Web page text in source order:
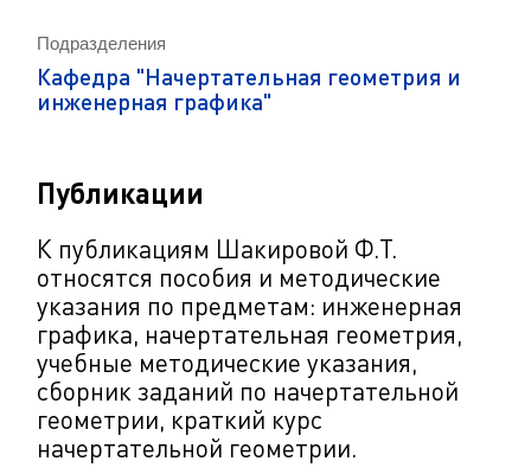
Подразделения
Кафедра "Начертательная геометрия и
инженерная графика"
Публикации
К публикациям Шакировой Ф.Т.
относятся пособия и методические
указания по предметам: инженерная
графика, начертательная геометрия,
учебные методические указания,
сборник заданий по начертательной
геометрии, краткий курс
начертательной геометрии.